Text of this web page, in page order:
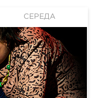
СЕРЕДА